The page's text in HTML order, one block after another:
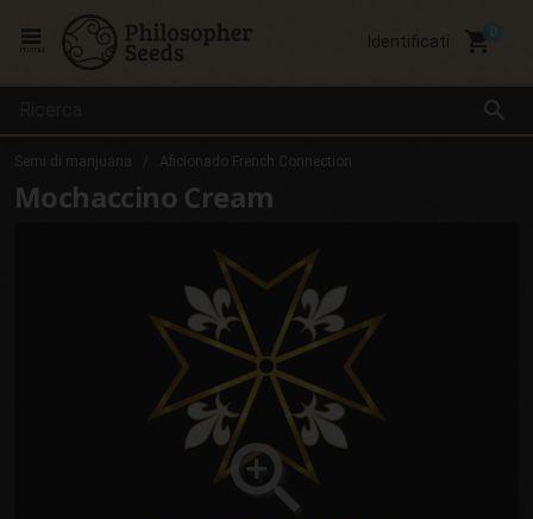
search
Identificati local_grocery_store
Semi di marijuana Aficionado French Connection
Mochaccino Cream